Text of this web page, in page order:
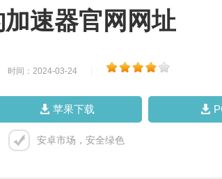
速器官网网址
时间：2024-03-24
苹果下载
安卓市场，安全绿色